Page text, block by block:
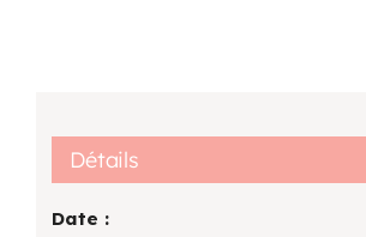
Détails
Date :